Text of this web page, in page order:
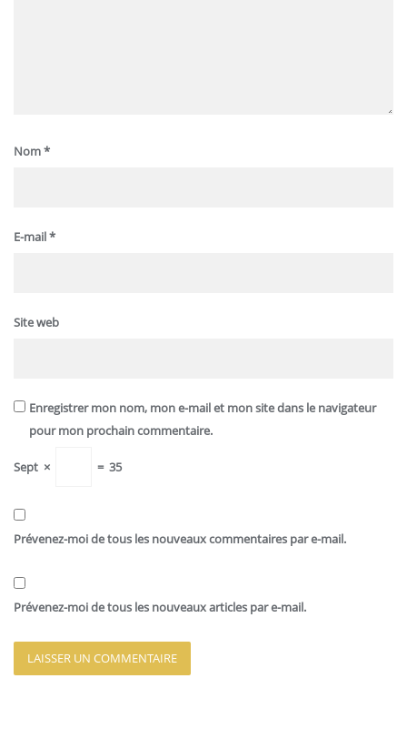
Nom*
E-mail*
Site web
Enregistrer mon nom, mon e-mail et mon site dans le navigateur
pour mon prochain commentaire.
Sept × = 35
Prévenez-moi de tous les nouveaux commentaires par e-mail.
Prévenez-moi de tous les nouveaux articles par e-mail.